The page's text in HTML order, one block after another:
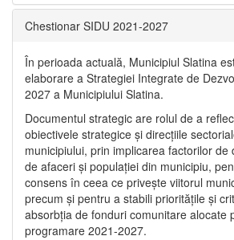
Chestionar SIDU 2021-2027
În perioada actuală, Municipiul Slatina
elaborare a Strategiei Integrate de
2027 a Municipiului Slatina.
Documentul strategic are rolul de a
obiectivele strategice și direcțiile
municipiului, prin implicarea factorilor de
de afaceri și populației din municipiu,
consens în ceea ce privește viitorul
precum și pentru a stabili prioritățile și
absorbția de fonduri comunitare alocate
programare 2021-2027.